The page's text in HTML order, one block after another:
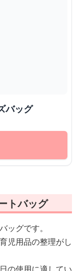
バッグ
トバッグ
ッグです。
児用品の整理がし